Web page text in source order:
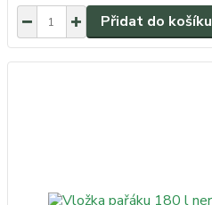
Přidat do košíku